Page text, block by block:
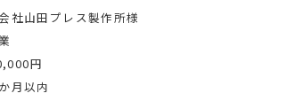
社山田プレス製作所様
円
月以内